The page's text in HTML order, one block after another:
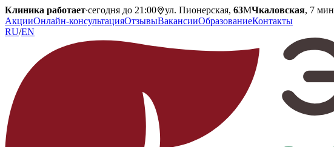
Клиника работает·сегодня до 21:00 ул. Пионерская, 63МЧкаловская, 7 мин
АкцииОнлайн-консультацияОтзывыВакансииОбразованиеКонтакты
RU/EN